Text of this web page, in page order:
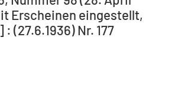
Erscheinen eingestellt,
(27.6.1936) Nr. 177